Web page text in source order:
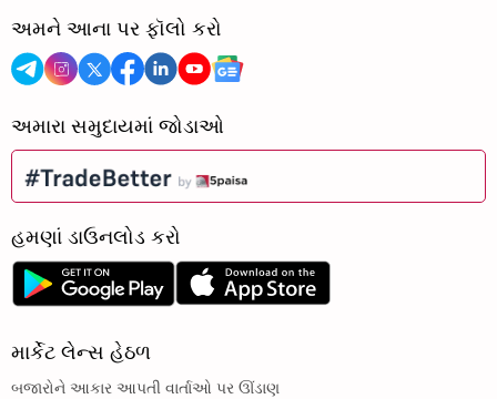
અમને આના પર ફૉલો કરો
અમારા સમુદાયમાં જોડાઓ
હમણાં ડાઉનલોડ કરો
માર્કેટ લેન્સ હેઠળ
બજારોને આકાર આપતી વાર્તાઓ પર ઊંડાણ